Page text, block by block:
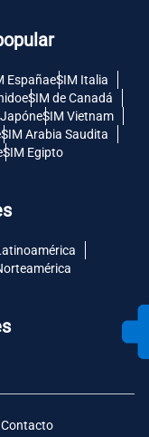
EspañaeSIM Italia
eSIM de Canadá
eSIM Vietnam
Arabia Saudita
Egipto
Contacto